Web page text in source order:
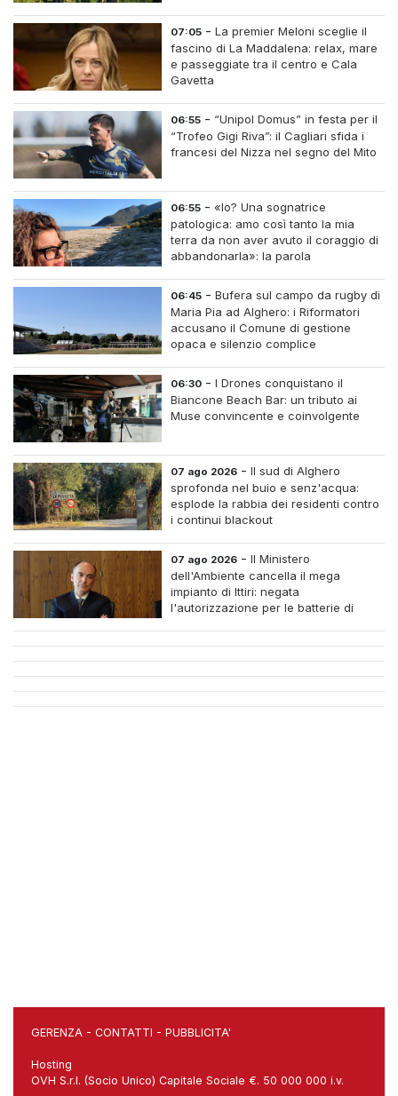
07:05 -La premier Meloni sceglie il
fascino di La Maddalena: relax, mare
e passeggiate tra il centro e Cala
Gavetta
06:55 - “Unipol Domus” in festa per il
“Trofeo Gigi Riva”: il Cagliari sfida i
francesi del Nizza nel segno del Mito
06:55 - «Io? Una sognatrice
patologica: amo così tanto la mia
terra da non aver avuto il coraggio di
abbandonarla»: la parola
06:45 -Bufera sul campo da rugby di
Maria Pia ad Alghero: i Riformatori
accusano il Comune di gestione
opaca e silenzio complice
06:30 -I Drones conquistano il
Biancone Beach Bar: un tributo ai
Muse convincente e coinvolgente
07 ago 2026 -Il sud di Alghero
sprofonda nel buio e senz'acqua:
esplode la rabbia dei residenti contro
i continui blackout
07 ago 2026 -Il Ministero
dell'Ambiente cancella il mega
impianto di Ittiri: negata
l'autorizzazione per le batterie di
GERENZA - CONTATTI - PUBBLICITA'
Hosting
OVH S.r.l. (Socio Unico) Capitale Sociale €. 50 000 000 i.v.